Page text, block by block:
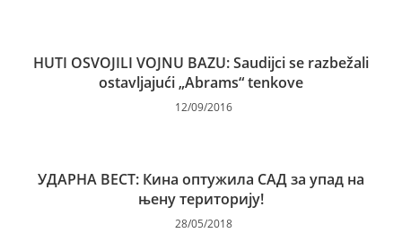
HUTI OSVOJILI VOJNU BAZU: Saudijci se razbežali
ostavljajući „Abrams“ tenkove
12/09/2016
УДАРНА ВЕСТ: Кина оптужила САД за упад на
њену територију!
28/05/2018